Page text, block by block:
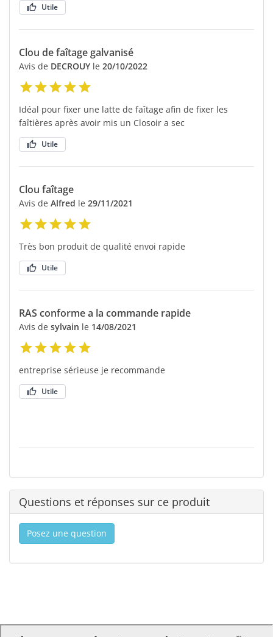
Utile
Clou de faîtage galvanisé
Avis de DECROUY le 20/10/2022
Idéal pour fixer une latte de faîtage afin de fixer les
faîtières après avoir mis un Closoir a sec
Utile
Clou faîtage
Avis de Alfred le 29/11/2021
Très bon produit de qualité envoi rapide
Utile
RAS conforme a la commande rapide
Avis de sylvain le 14/08/2021
entreprise sérieuse je recommande
Utile
Questions et réponses sur ce produit
Posez une question